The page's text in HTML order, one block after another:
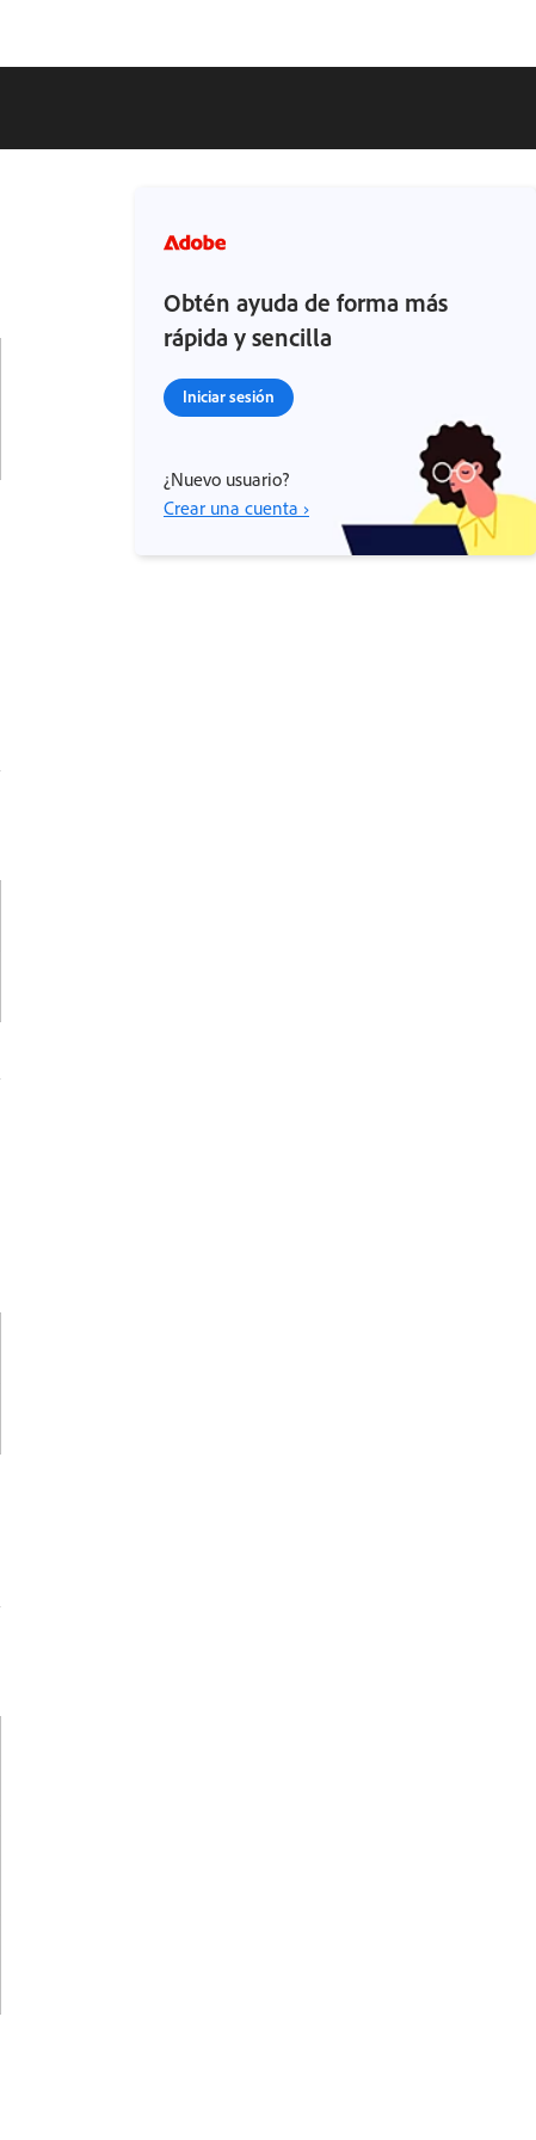
Obtén ayuda de forma más
rápida y sencilla
Iniciar sesión
¿Nuevo usuario?
Crear una cuenta ›